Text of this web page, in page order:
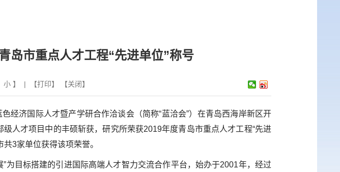
岛市重点人才工程“先进单位”称号
小 】 | 【打印】 【关闭】
经济国际人才暨产学研合作洽谈会（简称“蓝洽会”）在青岛西海岸新区开
人才项目中的丰硕斩获，研究所荣获2019年度青岛市重点人才工程“先进
共3家单位获得该项荣誉。
为目标搭建的引进国际高端人才智力交流合作平台，始办于2001年，经过